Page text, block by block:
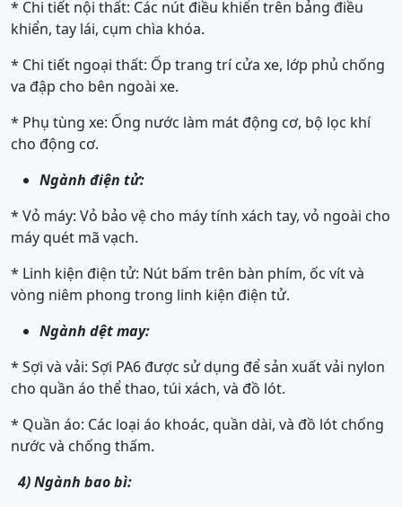
* Chi tiết nội thất: Các nút điều khiển trên bảng điều
khiển, tay lái, cụm chìa khóa.
* Chi tiết ngoại thất: Ốp trang trí cửa xe, lớp phủ chống
va đập cho bên ngoài xe.
* Phụ tùng xe: Ống nước làm mát động cơ, bộ lọc khí
cho động cơ.
Ngành điện tử:
* Vỏ máy: Vỏ bảo vệ cho máy tính xách tay, vỏ ngoài cho
máy quét mã vạch.
* Linh kiện điện tử: Nút bấm trên bàn phím, ốc vít và
vòng niêm phong trong linh kiện điện tử.
Ngành dệt may:
* Sợi và vải: Sợi PA6 được sử dụng để sản xuất vải nylon
cho quần áo thể thao, túi xách, và đồ lót.
* Quần áo: Các loại áo khoác, quần dài, và đồ lót chống
nước và chống thấm.
4) Ngành bao bì: